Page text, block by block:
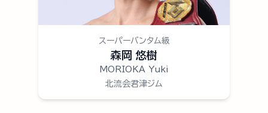
スーパーバンタム級
森岡 悠樹
MORIOKA Yuki
北流会君津ジム